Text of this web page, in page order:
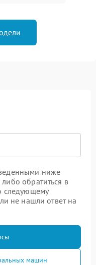
ниже
обратиться в
следующему
не нашли ответ на
машин